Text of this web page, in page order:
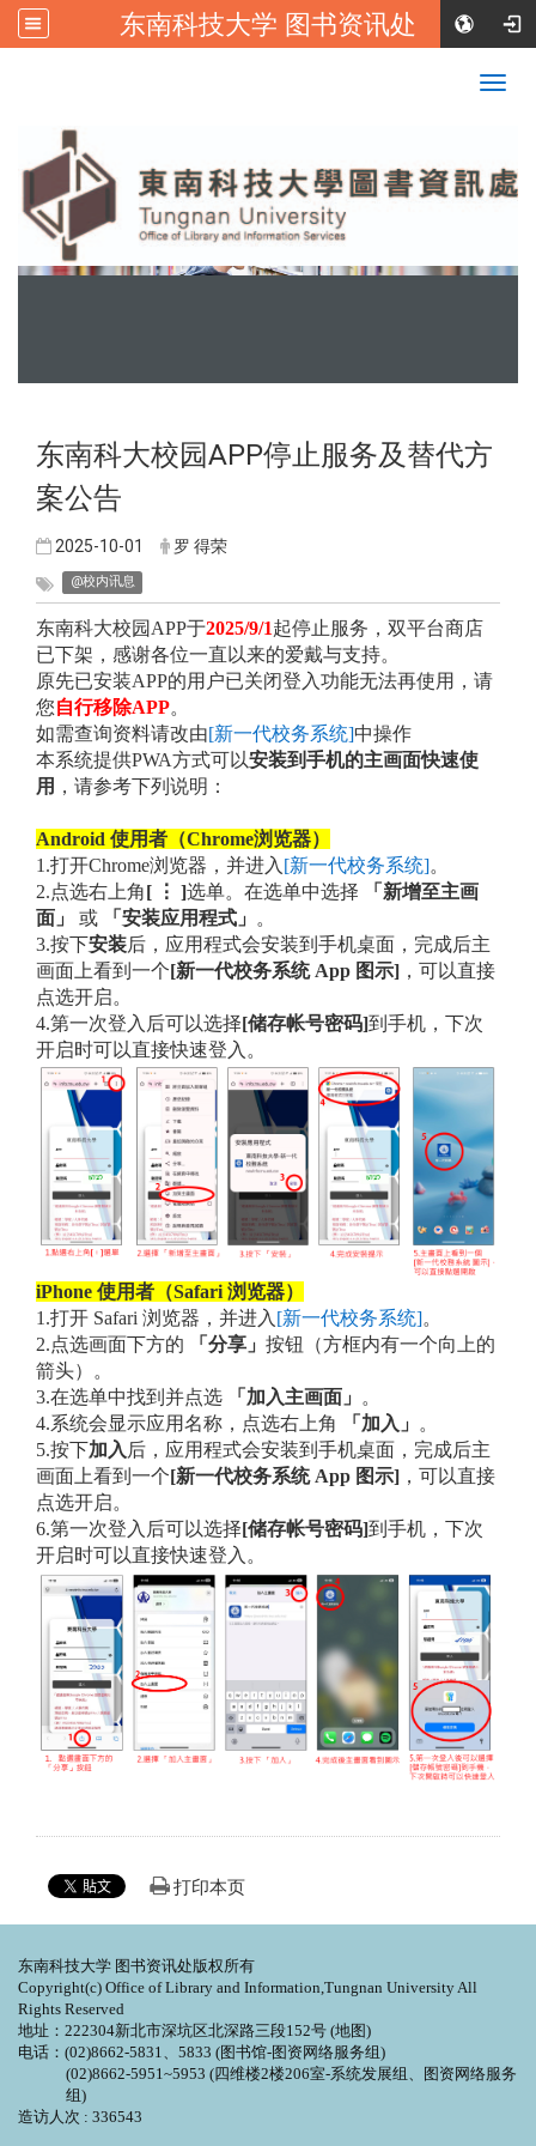
东南科技大学 图书资讯处
东南科大校园APP停止服务及替代方
案公告
2025-10-01 罗 得荣
@校内讯息
东南科大校园APP于2025/9/1起停止服务，双平台商店
已下架，感谢各位一直以来的爱戴与支持。
原先已安装APP的用户已关闭登入功能无法再使用，请
您自行移除APP。
如需查询资料请改由[新一代校务系统]中操作
本系统提供PWA方式可以安装到手机的主画面快速使
用 ，请参考下列说明：
Android 使用者（Chrome浏览器）
1.打开Chrome浏览器，并进入 [新一代校务系统]。
2.点选右上角[ ⋮ ]选单。在选单中选择
「新增至主画
面」
或 「安装应用程式」
。
3.按下安装后，应用程式会安装到手机桌面，完成后主
画面上看到一个[新一代校务系统 App 图示] ，可以直接
点选开启。
4.第一次登入后可以选择[储存帐号密码]到手机，下次
开启时可以直接快速登入。
iPhone 使用者（Safari 浏览器）
1.打开 Safari 浏览器，并进入 [新一代校务系统]。
2.点选画面下方的
「分享」 按钮（方框内有一个向上的
箭头）。
3.在选单中找到并点选
「加入主画面」
。
4.系统会显示应用名称，点选右上角
「加入」
。
5.按下加入 后，应用程式会安装到手机桌面，完成后主
画面上看到一个[新一代校务系统 App 图示] ，可以直接
点选开启。
6.第一次登入后可以选择[储存帐号密码]到手机，下次
开启时可以直接快速登入。
打印本页
东南科技大学 图书资讯处版权所有
Copyright(c) Office of Library and Information,Tungnan University All
Rights Reserved
地址：222304新北市深坑区北深路三段152号 (地图)
电话：(02)8662-5831、5833 (图书馆-图资网络服务组)
(02)8662-5951~5953 (四维楼2楼206室-系统发展组、图资网络服务
组)
造访人次 : 336543